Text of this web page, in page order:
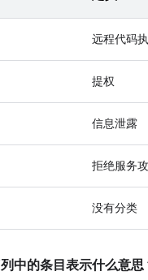
远程代码
提权
信息泄露
拒绝服务
没有分类
中的条目表示什么意思